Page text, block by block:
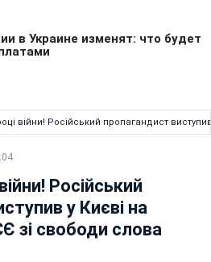
війни! Російський пропагандист
Російський
у Києві на
зі свободи слова